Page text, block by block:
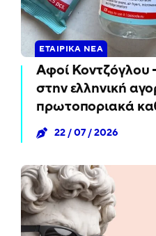
ΕΤΑΙΡΙΚΆ ΝΈΑ
Αφοί Κοντζόγλου
στην ελληνική
πρωτοποριακά
22 / 07 / 2026